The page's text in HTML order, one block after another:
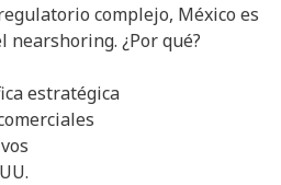
complejo, México es
nearshoring. ¿Por qué?
estratégica